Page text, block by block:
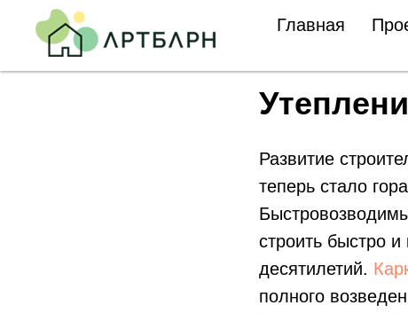
Главная
Развитие
теперь стало
строить быстро и
десятилетий.
полного